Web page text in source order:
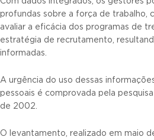
profundas sobre a força de trabalho,
avaliar a eficácia dos programas de
estratégia de recrutamento,
informadas.
A urgência do uso dessas
pessoais é comprovada pela
de 2002.
O levantamento, realizado em maio